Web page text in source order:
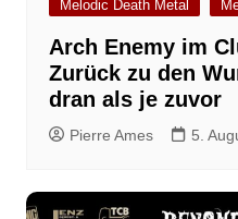
Melodic Death Metal
Arch Enemy im
Zurück zu den
dran als je zuvor
Pierre Ames 5.